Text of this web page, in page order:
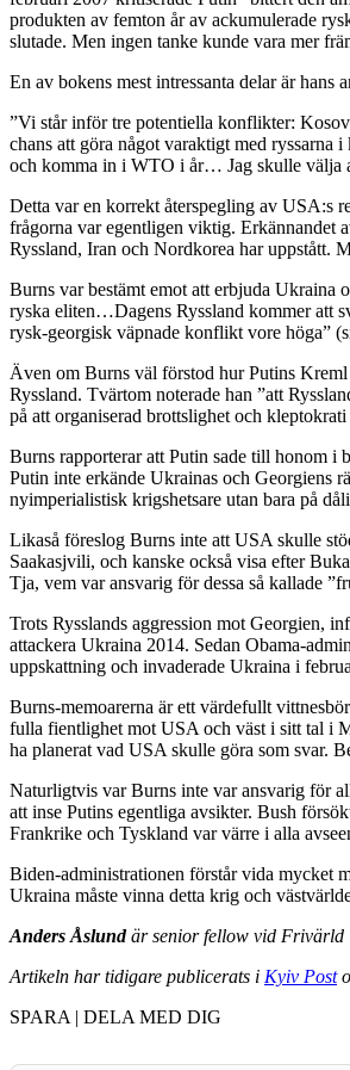
produkten av femton år av ackumulerade
slutade. Men ingen tanke kunde vara mer
En av bokens mest intressanta delar är
”Vi står inför tre potentiella konflikter:
chans att göra något varaktigt med
och komma in i WTO i år… Jag skulle välja
Detta var en korrekt återspegling av USA:s
frågorna var egentligen viktig. Erkännandet
Ryssland, Iran och Nordkorea har uppstått.
Burns var bestämt emot att erbjuda Ukraina
ryska eliten…Dagens Ryssland kommer att
rysk-georgisk väpnade konflikt vore höga”
Även om Burns väl förstod hur Putins
Ryssland. Tvärtom noterade han ”att
på att organiserad brottslighet och
Burns rapporterar att Putin sade till honom i
Putin inte erkände Ukrainas och Georgiens
nyimperialistisk krigshetsare utan bara på
Likaså föreslog Burns inte att USA skulle
Saakasjvili, och kanske också visa efter
Tja, vem var ansvarig för dessa så kallade
Trots Rysslands aggression mot Georgien,
attackera Ukraina 2014. Sedan Obama-
uppskattning och invaderade Ukraina i
Burns-memoarerna är ett värdefullt
fulla fientlighet mot USA och väst i sitt tal i
ha planerat vad USA skulle göra som svar.
Naturligtvis var Burns inte var ansvarig för
att inse Putins egentliga avsikter. Bush
Frankrike och Tyskland var värre i alla
Biden-administrationen förstår vida mycket
Ukraina måste vinna detta krig och
Anders Åslundär senior fellow vid Frivärld
Artikeln har tidigare publicerats i Kyiv Post
SPARA | DELA MED DIG